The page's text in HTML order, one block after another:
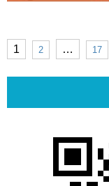
1 2 … 17